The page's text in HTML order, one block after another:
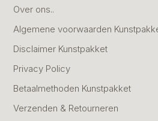
Over ons..
Algemene voorwaarden
Disclaimer Kunstpakket
Privacy Policy
Betaalmethoden Kunstpakket
Verzenden & Retourneren